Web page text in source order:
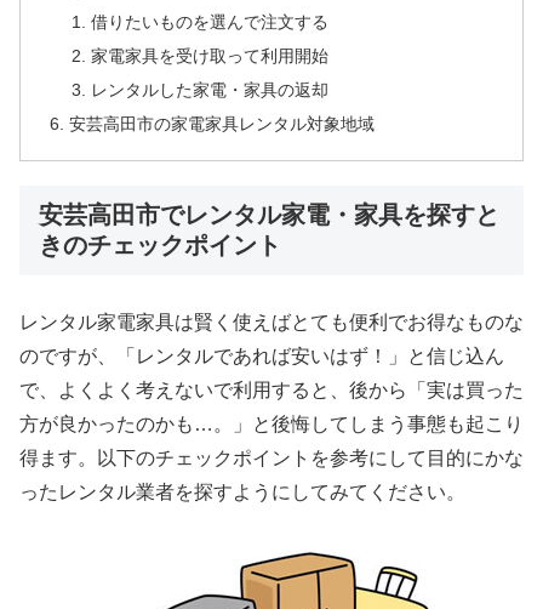
借りたいものを選んで注文する
家電家具を受け取って利用開始
レンタルした家電・家具の返却
安芸高田市の家電家具レンタル対象地域
安芸高田市でレンタル家電・家具を探すと
きのチェックポイント
レンタル家電家具は賢く使えばとても便利でお得なものな
のですが、「レンタルであれば安いはず！」と信じ込ん
で、よくよく考えないで利用すると、後から「実は買った
方が良かったのかも…。」と後悔してしまう事態も起こり
得ます。以下のチェックポイントを参考にして目的にかな
ったレンタル業者を探すようにしてみてください。